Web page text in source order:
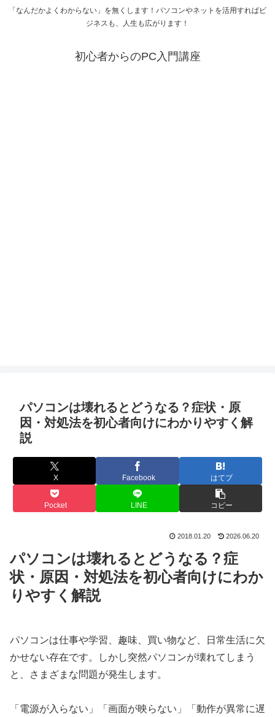
「なんだかよくわからない」を無くします！パソコンやネットを活用すればビ
ジネスも、人生も広がります！
初心者からのPC入門講座
パソコンは壊れるとどうなる？症状・原
因・対処法を初心者向けにわかりやすく解
説
X Facebook はてブ
Pocket LINE コピー
2018.01.20 2026.06.20
パソコンは壊れるとどうなる？症
状・原因・対処法を初心者向けにわか
りやすく解説
パソコンは仕事や学習、趣味、買い物など、日常生活に欠
かせない存在です。しかし突然パソコンが壊れてしまう
と、さまざまな問題が発生します。
「電源が入らない」「画面が映らない」「動作が異常に遅